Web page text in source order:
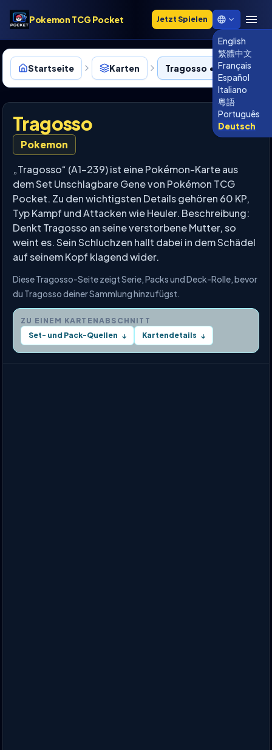
Pokemon TCG Pocket Jetzt Spielen
English
繁體中文
Français
Español
Italiano
粵語
Português
Deutsch
Startseite Karten Tragosso • 239
Tragosso
Pokemon
„Tragosso“ (A1-239) ist eine Pokémon-Karte aus
dem Set Unschlagbare Gene von Pokémon TCG
Pocket. Zu den wichtigsten Details gehören 60 KP,
Typ Kampf und Attacken wie Heuler. Beschreibung:
Denkt Tragosso an seine verstorbene Mutter, so
weint es. Sein Schluchzen hallt dabei in dem Schädel
auf seinem Kopf klagend wider.
Diese Tragosso-Seite zeigt Serie, Packs und Deck-Rolle, bevor
du Tragosso deiner Sammlung hinzufügst.
ZU EINEM KARTENABSCHNITT
Set- und Pack-Quellen ↓ Kartendetails ↓